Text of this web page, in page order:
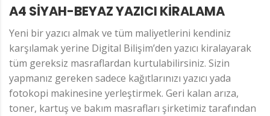
A4 SIYAH-BEYAZ YAZICI KIRALAMA
Yeni bir yazıcı almak ve tüm maliyetlerini kendiniz
karşılamak yerine Digital Bilişim’den yazıcı kiralayarak
tüm gereksiz masraflardan kurtulabilirsiniz. Sizin
yapmanız gereken sadece kağıtlarınızı yazıcı yada
fotokopi makinesine yerleştirmek. Geri kalan arıza,
toner, kartuş ve bakım masrafları şirketimiz tarafından